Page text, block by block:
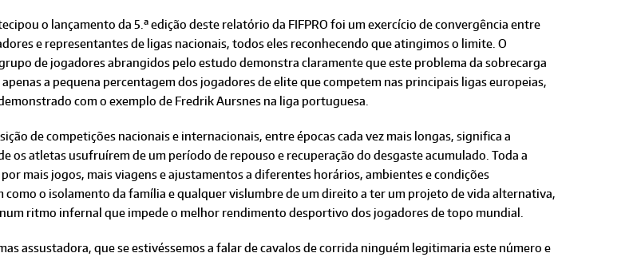
o lançamento da 5.ª edição deste relatório da FIFPRO foi um exercício de convergência entre
e representantes de ligas nacionais, todos eles reconhecendo que atingimos o limite. O
de jogadores abrangidos pelo estudo demonstra claramente que este problema da sobrecarga
a pequena percentagem dos jogadores de elite que competem nas principais ligas europeias,
com o exemplo de Fredrik Aursnes na liga portuguesa.
de competições nacionais e internacionais, entre épocas cada vez mais longas, significa a
os atletas usufruírem de um período de repouso e recuperação do desgaste acumulado. Toda a
mais jogos, mais viagens e ajustamentos a diferentes horários, ambientes e condições
como o isolamento da família e qualquer vislumbre de um direito a ter um projeto de vida alternativa,
ritmo infernal que impede o melhor rendimento desportivo dos jogadores de topo mundial.
assustadora, que se estivéssemos a falar de cavalos de corrida ninguém legitimaria este número e